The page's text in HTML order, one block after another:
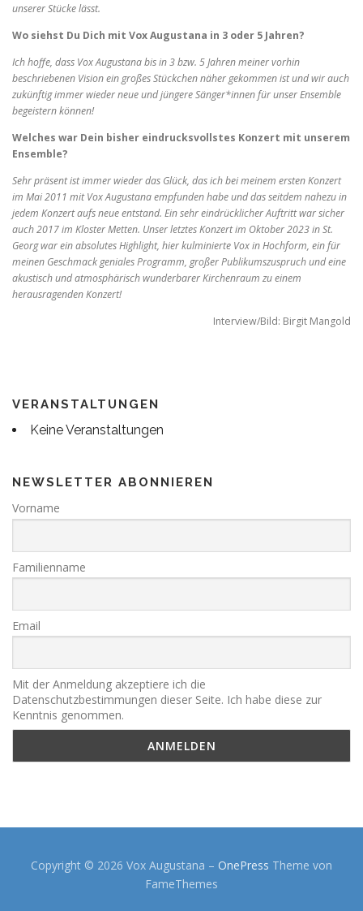
unserer Stücke lässt.
Wo siehst Du Dich mit Vox Augustana in 3 oder 5 Jahren?
Ich hoffe, dass Vox Augustana bis in 3 bzw. 5 Jahren meiner vorhin
beschriebenen Vision ein großes Stückchen näher gekommen ist und wir auch
zukünftig immer wieder neue und jüngere Sänger*innen für unser Ensemble
begeistern können!
Welches war Dein bisher eindrucksvollstes Konzert mit unserem
Ensemble?
Sehr präsent ist immer wieder das Glück, das ich bei meinem ersten Konzert
im Mai 2011 mit Vox Augustana empfunden habe und das seitdem nahezu in
jedem Konzert aufs neue entstand. Ein sehr eindrücklicher Auftritt war sicher
auch 2017 im Kloster Metten. Unser letztes Konzert im Oktober 2023 in St.
Georg war ein absolutes Highlight, hier kulminierte Vox in Hochform, ein für
meinen Geschmack geniales Programm, großer Publikumszuspruch und eine
akustisch und atmosphärisch wunderbarer Kirchenraum zu einem
herausragenden Konzert!
Interview/Bild: Birgit Mangold
VERANSTALTUNGEN
Keine Veranstaltungen
NEWSLETTER ABONNIEREN
Vorname
Familienname
Email
Mit der Anmeldung akzeptiere ich die
Datenschutzbestimmungen dieser Seite. Ich habe diese zur
Kenntnis genommen.
Copyright © 2026 Vox Augustana – OnePress Theme von
FameThemes